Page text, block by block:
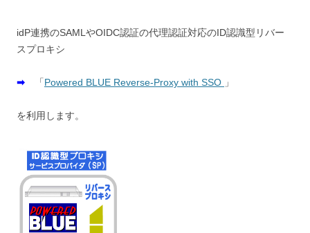
idP連携のSAMLやOIDC認証の代理認証対応のID認識型リバー
スプロキシ
➡ 「Powered BLUE Reverse-Proxy with SSO 」
を利用します。